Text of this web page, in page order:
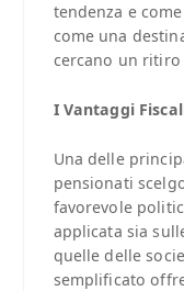
tendenza e
come una
cercano un
I Vantaggi
Una delle
pensionati
favorevole
applicata sia
quelle delle
semplificato